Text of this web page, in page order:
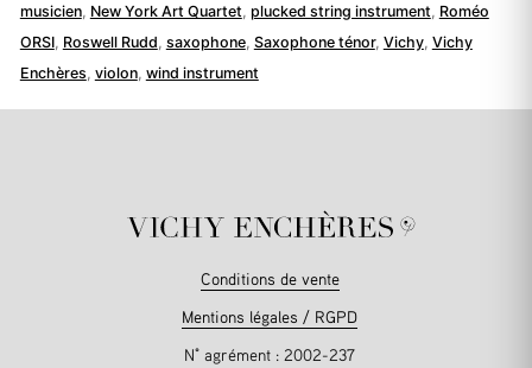
musicien, New York Art Quartet plucked string instrument Roméo
ORSI, Roswell Rudd saxophone, Saxophone ténor, Vichy, Vichy
Enchères violon, wind instrument
Conditions de vente
Mentions légales / RGPD
N° agrément : 2002-237